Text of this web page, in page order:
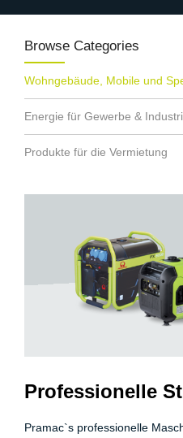
Browse Categories
Wohngebäude, Mobile und
Energie für Gewerbe &
Produkte für die Vermietung
Professionelle
Pramac`s professionelle